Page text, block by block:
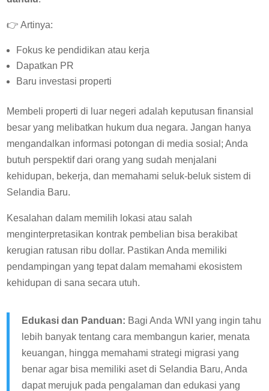
👉 Artinya:
Fokus ke pendidikan atau kerja
Dapatkan PR
Baru investasi properti
Membeli properti di luar negeri adalah keputusan finansial
besar yang melibatkan hukum dua negara. Jangan hanya
mengandalkan informasi potongan di media sosial; Anda
butuh perspektif dari orang yang sudah menjalani
kehidupan, bekerja, dan memahami seluk-beluk sistem di
Selandia Baru.
Kesalahan dalam memilih lokasi atau salah
menginterpretasikan kontrak pembelian bisa berakibat
kerugian ratusan ribu dollar. Pastikan Anda memiliki
pendampingan yang tepat dalam memahami ekosistem
kehidupan di sana secara utuh.
Edukasi dan Panduan: Bagi Anda WNI yang ingin tahu
lebih banyak tentang cara membangun karier, menata
keuangan, hingga memahami strategi migrasi yang
benar agar bisa memiliki aset di Selandia Baru, Anda
dapat merujuk pada pengalaman dan edukasi yang